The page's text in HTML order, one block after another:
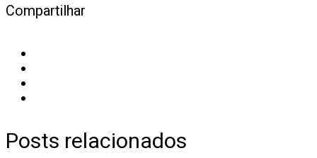
Compartilhar
Posts relacionados